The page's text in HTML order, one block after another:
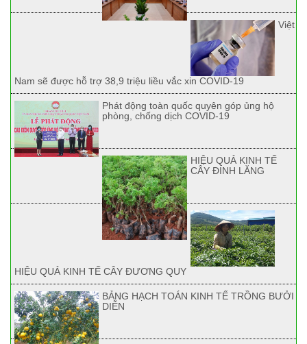
Việt
Nam sẽ được hỗ trợ 38,9 triệu liều vắc xin COVID-19
Phát động toàn quốc quyên góp ủng hộ
phòng, chống dịch COVID-19
HIỆU QUẢ KINH TẾ
CÂY ĐINH LĂNG
HIỆU QUẢ KINH TẾ CÂY ĐƯƠNG QUY
BẢNG HẠCH TOÁN KINH TẾ TRỒNG BƯỞI
DIỄN